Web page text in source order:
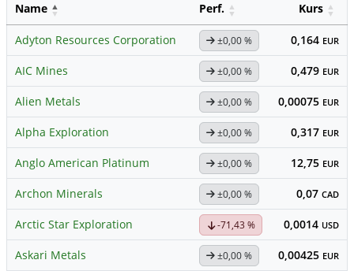
Name Perf. Kurs
Adyton Resources Corporation ±0,00 % 0,164 EUR
AIC Mines ±0,00 % 0,479 EUR
Alien Metals ±0,00 % 0,00075 EUR
Alpha Exploration ±0,00 % 0,317 EUR
Anglo American Platinum ±0,00 % 12,75 EUR
Archon Minerals ±0,00 % 0,07 CAD
Arctic Star Exploration -71,43 % 0,0014 USD
Askari Metals ±0,00 % 0,00425 EUR